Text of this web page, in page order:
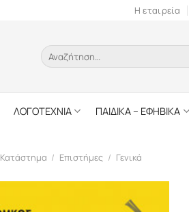
Η εταιρεία
Αναζήτηση
για:
ΛΟΓΟΤΕΧΝΙΑ ΠΑΙΔΙΚΑ – ΕΦΗΒΙΚΑ
Κατάστημα / Επιστήμες / Γενικά